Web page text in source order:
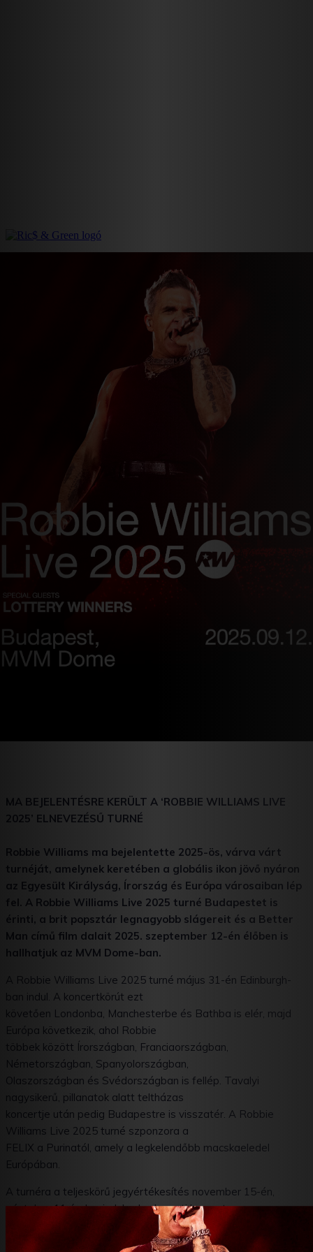
MA BEJELENTÉSRE KERÜLT A ‘ROBBIE WILLIAMS LIVE
2025’ ELNEVEZÉSŰ TURNÉ
Robbie Williams ma bejelentette 2025-ös, várva várt
turnéját, amelynek keretében a globális ikon jövő nyáron
az Egyesült Királyság, Írország és Európa városaiban lép
fel. A Robbie Williams Live 2025 turné Budapestet is
érinti, a brit popsztár legnagyobb slágereit és a Better
Man című film dalait 2025. szeptember 12-én élőben is
hallhatjuk az MVM Dome-ban.
A Robbie Williams Live 2025 turné május 31-én Edinburgh-
ban indul. A koncertkörút ezt
követően Londonba, Manchesterbe és Bathba is elér, majd
Európa következik, ahol Robbie
többek között Írországban, Franciaországban,
Németországban, Spanyolországban,
Olaszországban és Svédországban is fellép. Tavalyi
nagysikerű, pillanatok alatt teltházas
koncertje után pedig Budapestre is visszatér. A Robbie
Williams Live 2025 turné szponzora a
FELIX a Purinatól, amely a legkelendőbb macskaeledel
Európában.
A turnéra a teljeskörű jegyértékesítés november 15-én,
pénteken 11 órakor indul, a budapesti koncertre a
www.livenation.hu
www.funcode.huoldalakon lehet
belépőt venni. Ezúttal is lesz elővásárlási lehetőség a